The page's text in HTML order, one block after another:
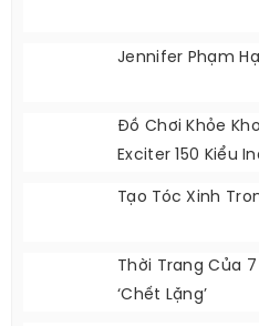
Jennifer Phạm
Đồ Chơi Khỏe
Exciter 150 Kiểu
Tạo Tóc Xinh
Thời Trang Của
‘chết Lặng’